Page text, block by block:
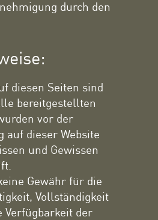
durch den
diesen Seiten sind
bereitgestellten
vor der
auf dieser Website
und Gewissen
Gewähr für die
Vollständigkeit
Verfügbarkeit der